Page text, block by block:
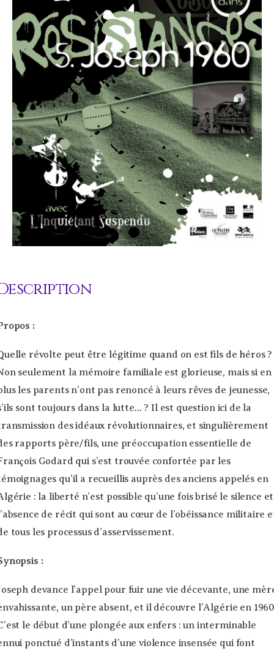
:
révolte peut être légitime quand on est fils de héros ?
seulement la mémoire familiale est glorieuse, mais si en
les parents n’ont pas renoncé à leurs rêves de jeunesse,
sont toujours dans la lutte… ? Il est question ici de la
des idéaux révolutionnaires, et singulièrement
rapports père/fils, une préoccupation essentielle de
Godard qui s’est trouvée confortée par les
qu’il a recueillis auprès des anciens appelés en
: la liberté n’est possible qu’une fois brisé le silence et
de récit qui sont au cœur de l’obéissance militaire
tous les processus d’asservissement.
:
devance l’appel pour fuir une vie décevante, une
un père absent, et il découvre l’Algérie en
le début d’une plongée aux enfers : un interminable
ponctué d’instants d’une violence insensée qui font